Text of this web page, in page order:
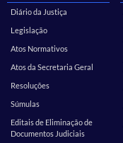
Diário da Justiça
Legislação
Atos Normativos
Atos da Secretaria Geral
Resoluções
Súmulas
Editais de Eliminação de
Documentos Judiciais